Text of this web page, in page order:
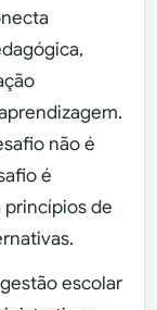
não é
é
de
escolar